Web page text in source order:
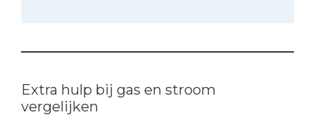
Extra hulp bij gas en stroom
vergelijken